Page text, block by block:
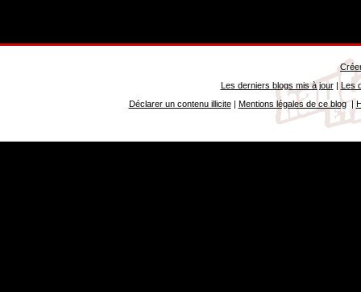
Les derniers blogs mis à jour| Les
Déclarer un contenu illicite| Mentions légales de ce blog|